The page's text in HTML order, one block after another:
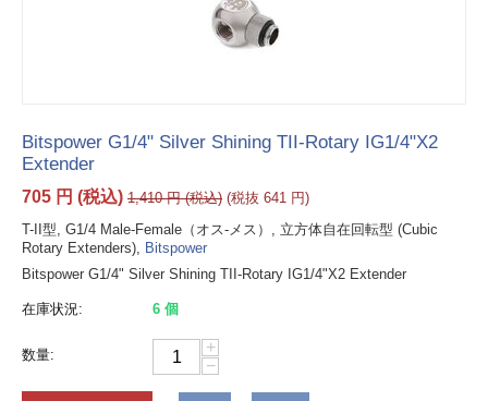
Bitspower G1/4" Silver Shining TII-Rotary IG1/4"X2
Extender
705 円 (税込) 1,410 円(税込) (税抜 641 円)
T-II型, G1/4 Male-Female（オス-メス）, 立方体自在回転型 (Cubic
Rotary Extenders), Bitspower
Bitspower G1/4" Silver Shining TII-Rotary IG1/4"X2 Extender
在庫状況: 6 個
数量:
+
−